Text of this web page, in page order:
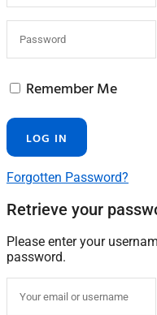
Remember Me
Forgotten Password?
Retrieve your
Please enter your
password.